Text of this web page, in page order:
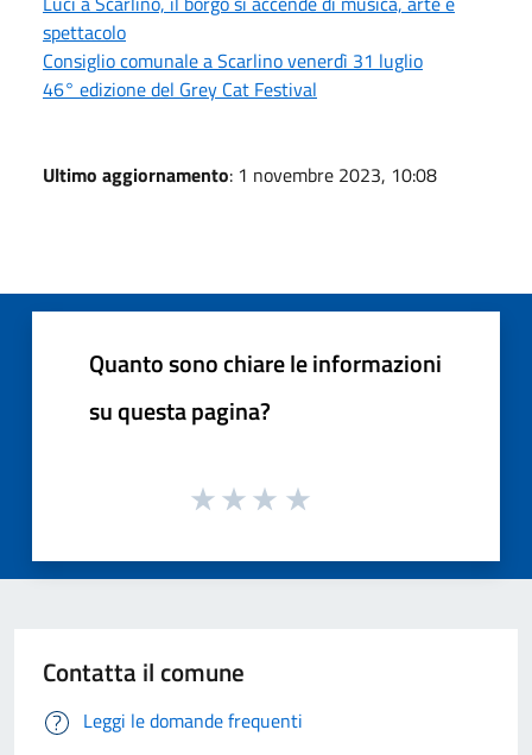
spettacolo
Consiglio comunale a Scarlino venerdì 31 luglio
46° edizione del Grey Cat Festival
Ultimo aggiornamento: 1 novembre 2023, 10:08
Quanto sono chiare le informazioni
su questa pagina?
Contatta il comune
Leggi le domande frequenti